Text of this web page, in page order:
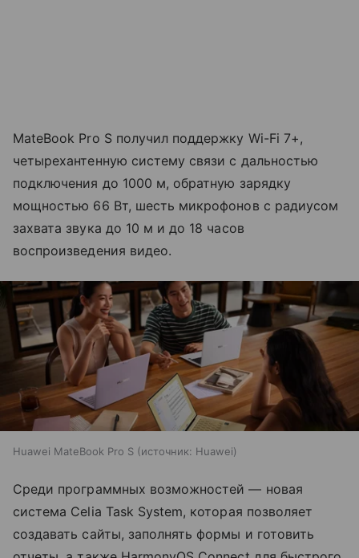
MateBook Pro S получил поддержку Wi-Fi 7+,
четырехантенную систему связи с дальностью
подключения до 1000 м, обратную зарядку
мощностью 66 Вт, шесть микрофонов с радиусом
захвата звука до 10 м и до 18 часов
воспроизведения видео.
Huawei MateBook Pro S источник: Huawei
Среди программных возможностей — новая
система Celia Task System, которая позволяет
создавать сайты, заполнять формы и готовить